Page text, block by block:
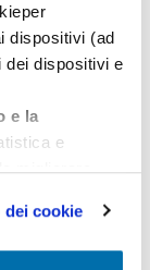
dispositivi (ad
dei dispositivi e
e la
e
migliorare
sulla
te manifestate
dei cookie